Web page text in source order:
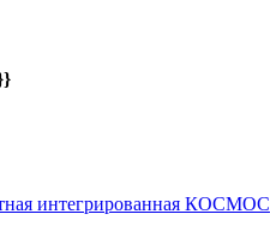
интегрированная КОСМОС